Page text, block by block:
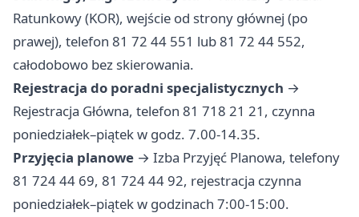
Ratunkowy (KOR), wejście od strony głównej (po
prawej), telefon 81 72 44 551 lub 81 72 44 552,
całodobowo bez skierowania.
Rejestracja do poradni specjalistycznych →
Rejestracja Główna, telefon 81 718 21 21, czynna
poniedziałek–piątek w godz. 7.00-14.35.
Przyjęcia planowe → Izba Przyjęć Planowa, telefony
81 724 44 69, 81 724 44 92, rejestracja czynna
poniedziałek–piątek w godzinach 7:00-15:00.